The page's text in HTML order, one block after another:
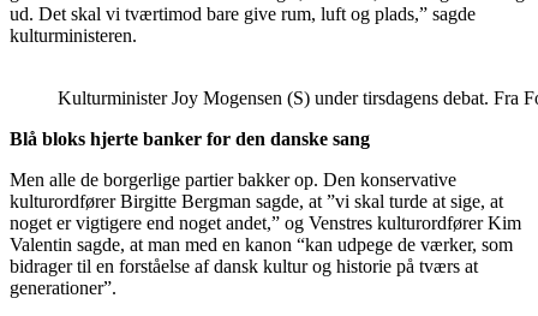
ud. Det skal vi tværtimod bare give rum, luft og plads,” sagde
kulturministeren.
Kulturminister Joy Mogensen (S) under tirsdagens debat. Fra
Blå bloks hjerte banker for den danske sang
Men alle de borgerlige partier bakker op. Den konservative
kulturordfører Birgitte Bergman sagde, at ”vi skal turde at sige, at
noget er vigtigere end noget andet,” og Venstres kulturordfører Kim
Valentin sagde, at man med en kanon “kan udpege de værker, som
bidrager til en forståelse af dansk kultur og historie på tværs at
generationer”.